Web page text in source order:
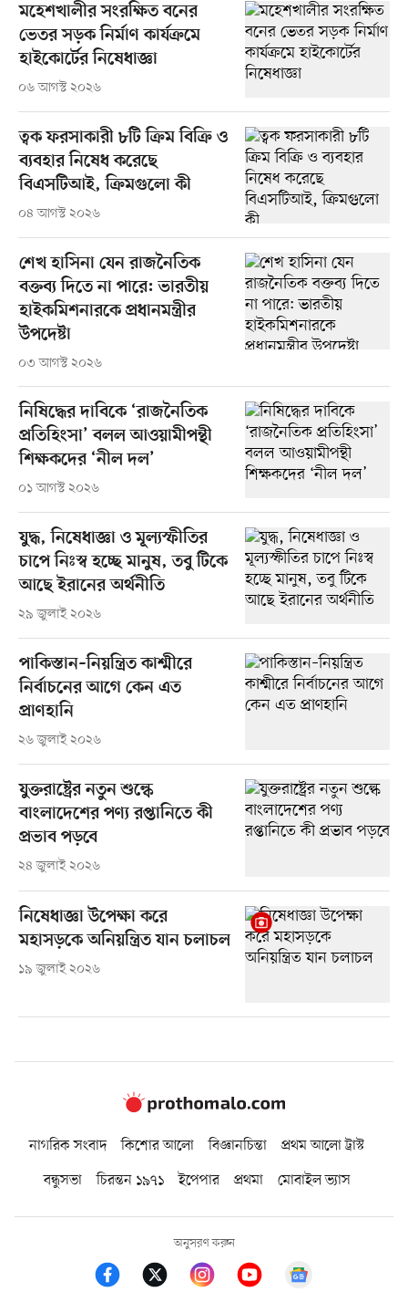
মহেশখালীর সংরক্ষিত বনের
ভেতর সড়ক নির্মাণ কার্যক্রমে
হাইকোর্টের নিষেধাজ্ঞা
০৬ আগস্ট ২০২৬
ত্বক ফরসাকারী ৮টি ক্রিম বিক্রি ও
ব্যবহার নিষেধ করেছে
বিএসটিআই, ক্রিমগুলো কী
০৪ আগস্ট ২০২৬
শেখ হাসিনা যেন রাজনৈতিক
বক্তব্য দিতে না পারে: ভারতীয়
হাইকমিশনারকে প্রধানমন্ত্রীর
উপদেষ্টা
০৩ আগস্ট ২০২৬
নিষিদ্ধের দাবিকে ‘রাজনৈতিক
প্রতিহিংসা’ বলল আওয়ামীপন্থী
শিক্ষকদের ‘নীল দল’
০১ আগস্ট ২০২৬
যুদ্ধ, নিষেধাজ্ঞা ও মূল্যস্ফীতির
চাপে নিঃস্ব হচ্ছে মানুষ, তবু টিকে
আছে ইরানের অর্থনীতি
২৯ জুলাই ২০২৬
পাকিস্তান–নিয়ন্ত্রিত কাশ্মীরে
নির্বাচনের আগে কেন এত
প্রাণহানি
২৬ জুলাই ২০২৬
যুক্তরাষ্ট্রের নতুন শুল্কে
বাংলাদেশের পণ্য রপ্তানিতে কী
প্রভাব পড়বে
২৪ জুলাই ২০২৬
নিষেধাজ্ঞা উপেক্ষা করে
মহাসড়কে অনিয়ন্ত্রিত যান চলাচল
১৯ জুলাই ২০২৬
নাগরিক সংবাদ কিশোর আলো বিজ্ঞানচিন্তা
প্রথম আলো ট্রাস্ট
বন্ধুসভা
চিরন্তন ১৯৭১ ইপেপার প্রথমা মোবাইল ভ্যাস
অনুসরণ করুন